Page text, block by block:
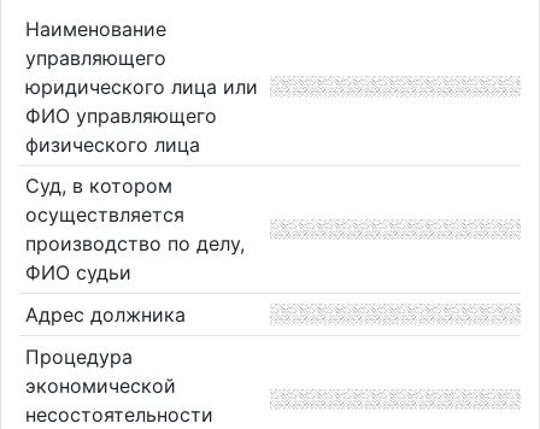
Наименование
управляющего
юридического лица или
ФИО управляющего
физического лица
Суд, в котором
осуществляется
производство по делу,
ФИО судьи
Адрес должника
Процедура
экономической
несостоятельности